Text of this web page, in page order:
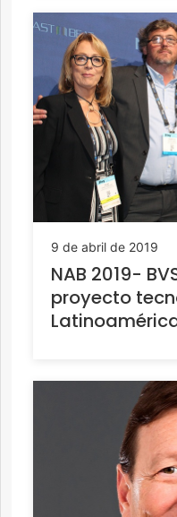
9 de abril de 2019
NAB 2019-
proyecto